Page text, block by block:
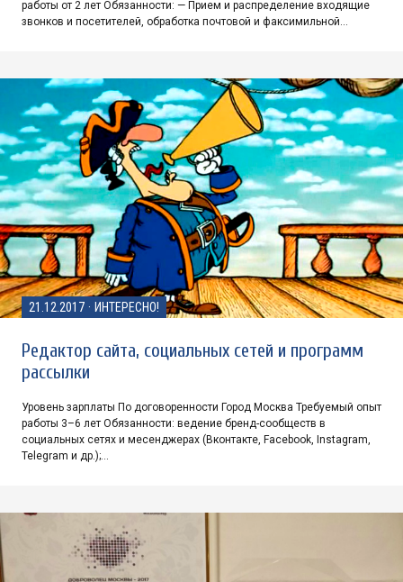
работы от 2 лет Обязанности: — Прием и распределение входящие
звонков и посетителей, обработка почтовой и факсимильной…
21.12.2017 · ИНТЕРЕСНО!
Редактор сайта, социальных сетей и программ
рассылки
Уровень зарплаты По договоренности Город Москва Требуемый опыт
работы 3–6 лет Обязанности: ведение бренд-сообществ в
социальных сетях и месенджерах (Вконтакте, Facebook, Instagram,
Telegram и др.);…